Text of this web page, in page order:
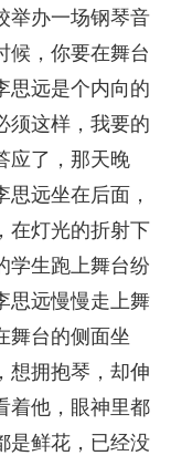
举办一场钢琴音
候，你要在舞台
思远是个内向的
须这样，我要的
应了，那天晚
远坐在后面，
在灯光的折射下
学生跑上舞台纷
思远慢慢走上舞
舞台的侧面坐
想拥抱琴，却伸
着他，眼神里都
是鲜花，已经没